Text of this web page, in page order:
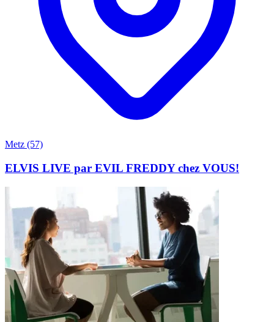
Metz (57)
ELVIS LIVE par EVIL FREDDY chez VOUS!